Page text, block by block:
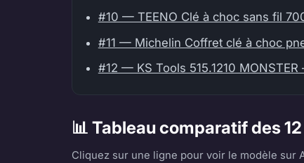
#10 — TEENO Clé à choc sans fil
#11 — Michelin Coffret clé à choc
#12 — KS Tools 515.1210
📊 Tableau comparatif des
Cliquez sur une ligne pour voir le modèle sur